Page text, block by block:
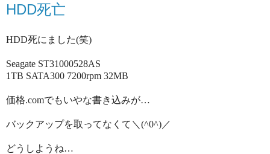
HDD死亡
HDD死にました(笑)
Seagate ST31000528AS
1TB SATA300 7200rpm 32MB
価格.comでもいやな書き込みが…
バックアップを取ってなくて＼(^0^)／
どうしようね…